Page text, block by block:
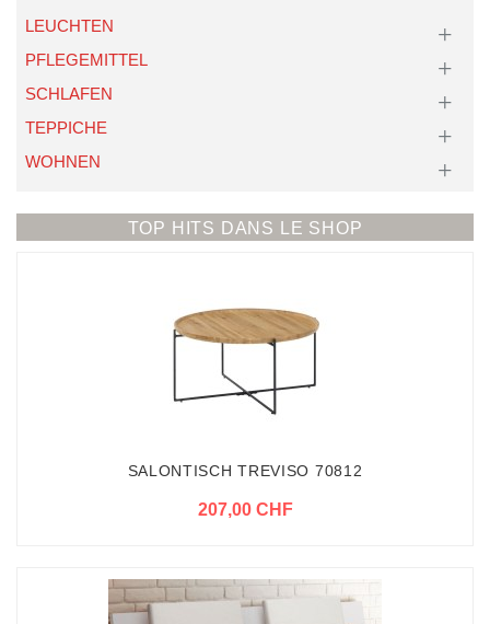
LEUCHTEN
PFLEGEMITTEL
SCHLAFEN
TEPPICHE
WOHNEN
TOP HITS DANS LE SHOP
SALONTISCH TREVISO 70812
207,00 CHF